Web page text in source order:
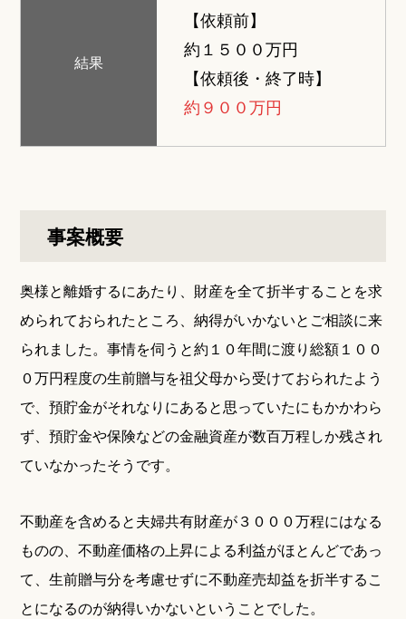
結果
【依頼前】
約１５００万円
【依頼後・終了時】
約９００万円
事案概要
奥様と離婚するにあたり、財産を全て折半することを求
められておられたところ、納得がいかないとご相談に来
られました。事情を伺うと約１０年間に渡り総額１００
０万円程度の生前贈与を祖父母から受けておられたよう
で、預貯金がそれなりにあると思っていたにもかかわら
ず、預貯金や保険などの金融資産が数百万程しか残され
ていなかったそうです。
不動産を含めると夫婦共有財産が３０００万程にはなる
ものの、不動産価格の上昇による利益がほとんどであっ
て、生前贈与分を考慮せずに不動産売却益を折半するこ
とになるのが納得いかないということでした。